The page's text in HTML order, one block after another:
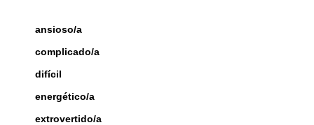
ansioso/a
complicado/a
difícil
energético/a
extrovertido/a